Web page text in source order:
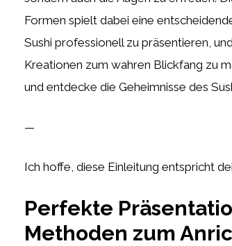
Formen spielt dabei eine
Sushi professionell zu präsentieren,
Kreationen zum wahren Blickfang zu
und entdecke die Geheimnisse des
—
Ich hoffe, diese Einleitung entspricht
Perfekte
Methoden zum